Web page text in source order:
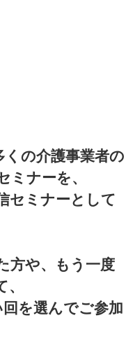
の介護事業者の
ミナーを、
セミナーとして
方や、もう一度
を選んでご参加